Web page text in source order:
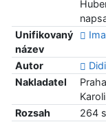
Unifikovaný
název
Autor
Nakladatel
Rozsah
264